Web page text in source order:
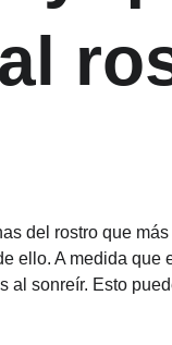
del rostro que
ello. A medida
al sonreír. Esto